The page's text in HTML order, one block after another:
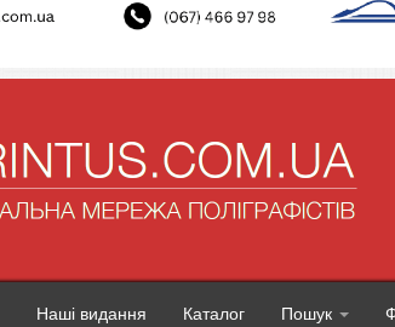
Наші видання Каталог Пошук